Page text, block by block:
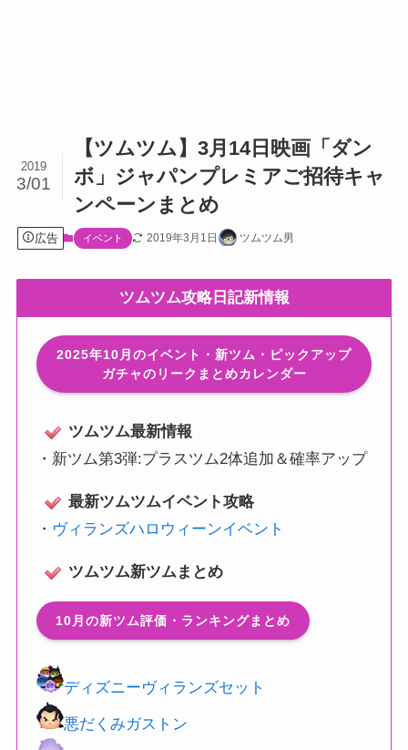
【ツムツム】3月14日映画「ダン
ボ」ジャパンプレミアご招待キャ
ンペーンまとめ
2019
3/01
広告 イベント 2019年3月1日 ツムツム男
ツムツム攻略日記新情報
2025年10月のイベント・新ツム・ピックアップ
ガチャのリークまとめカレンダー
ツムツム最新情報
・ 新ツム第3弾:プラスツム2体追加＆確率アップ
最新ツムツムイベント攻略
・ ヴィランズハロウィーンイベント
ツムツム新ツムまとめ
10月の新ツム評価・ランキングまとめ
ディズニーヴィランズセット
悪だくみガストン